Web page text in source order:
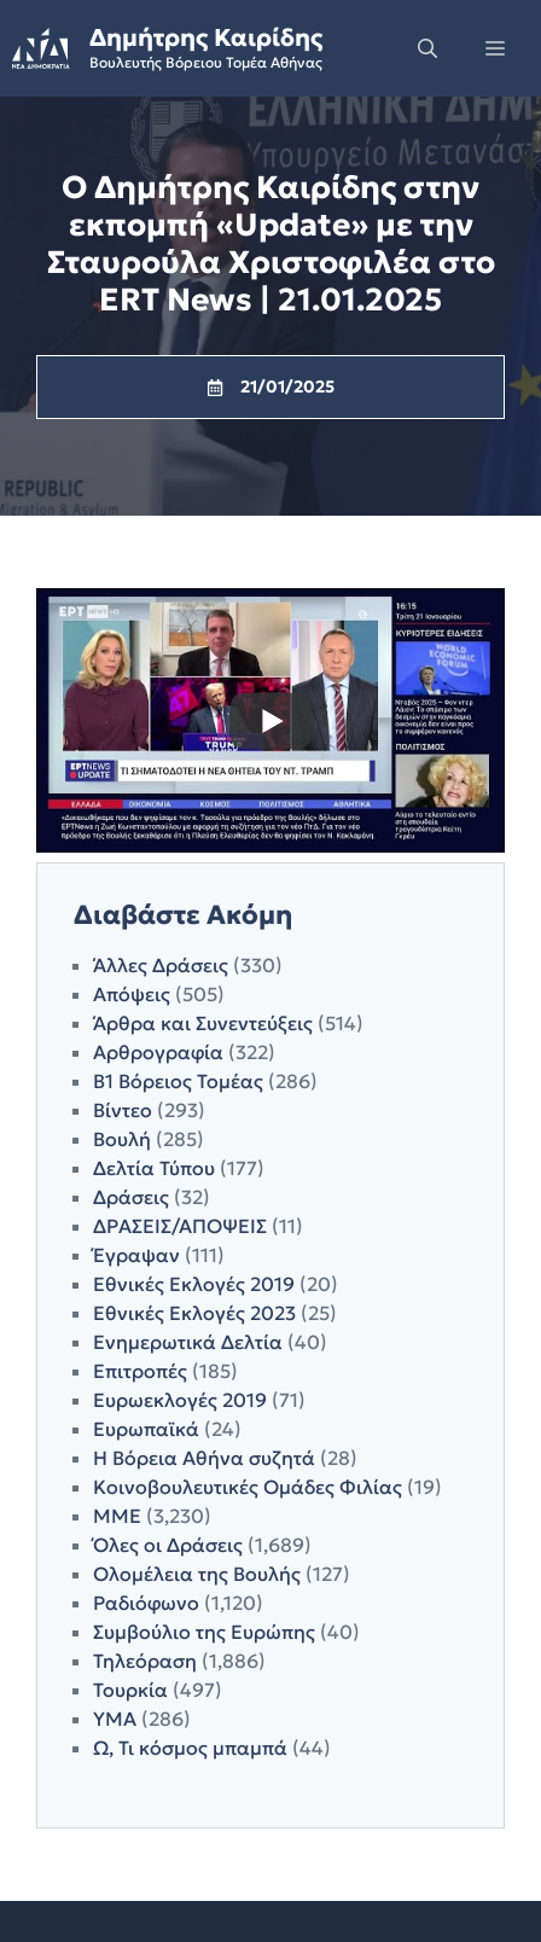
to
content
Δημήτρης Καιρίδης
Βουλευτής Βόρειου Τομέα Αθήνας
Ο Δημήτρης Καιρίδης στην
εκπομπή «Update» με την
Σταυρούλα Χριστοφιλέα στο
ERT News | 21.01.2025
21/01/2025
Διαβάστε Ακόμη
Άλλες Δράσεις (330)
Απόψεις (505)
Άρθρα και Συνεντεύξεις (514)
Αρθρογραφία (322)
Β1 Βόρειος Τομέας (286)
Βίντεο (293)
Βουλή (285)
Δελτία Τύπου (177)
Δράσεις (32)
ΔΡΑΣΕΙΣ/ΑΠΟΨΕΙΣ (11)
Έγραψαν (111)
Εθνικές Εκλογές 2019 (20)
Εθνικές Εκλογές 2023 (25)
Ενημερωτικά Δελτία (40)
Επιτροπές (185)
Ευρωεκλογές 2019 (71)
Ευρωπαϊκά (24)
Η Βόρεια Αθήνα συζητά (28)
Κοινοβουλευτικές Ομάδες Φιλίας (19)
ΜΜΕ (3,230)
Όλες οι Δράσεις (1,689)
Ολομέλεια της Βουλής (127)
Ραδιόφωνο (1,120)
Συμβούλιο της Ευρώπης (40)
Τηλεόραση (1,886)
Τουρκία (497)
ΥΜΑ (286)
Ω, Τι κόσμος μπαμπά (44)